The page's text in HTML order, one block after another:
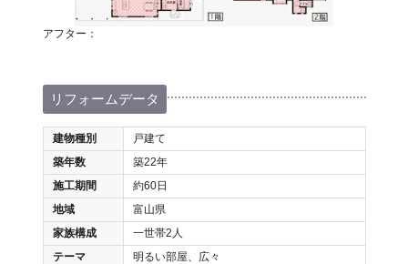
アフター：
リフォームデータ
建物種別
戸建て
築年数
築22年
施工期間
約60日
地域
富山県
家族構成
一世帯2人
テーマ
明るい部屋、広々